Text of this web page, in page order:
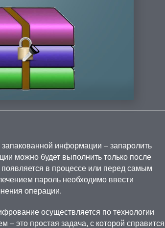
информации – запаролить
можно будет выполнить только после
в процессе или перед самым
пароль необходимо ввести
операции.
осуществляется по технологии
это простая задача, с которой справится